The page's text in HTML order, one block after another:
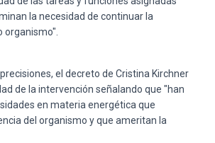
la necesidad de continuar la
organismo".
el decreto de Cristina Kirchner
de la intervención señalando que "han
en materia energética que
del organismo y que ameritan la